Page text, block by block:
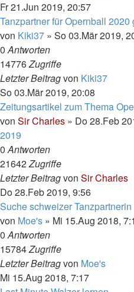
Fr 21.Jun 2019, 20:57
Tanzpartner für Opernball 2020
von Kiki37 » So 03.Mär 2019,
0Antworten
14776Zugriffe
Letzter Beitragvon Kiki37
So 03.Mär 2019, 20:08
Zeitungsartikel zum Thema
von Sir Charles » Do 28.Feb
2019
0Antworten
21642Zugriffe
Letzter Beitragvon Sir Charles
Do 28.Feb 2019, 9:56
Suche schweizer Tanzpartnerin
von Moe's » Mi 15.Aug 2018,
0Antworten
15784Zugriffe
Letzter Beitragvon Moe's
Mi 15.Aug 2018, 7:17